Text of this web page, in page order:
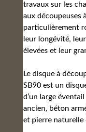
travaux sur les
aux découpeuses
particulièrement
leur longévité,
élevées et leur
Le disque à
SB90 est un
d’un large
ancien, béton
et pierre naturelle